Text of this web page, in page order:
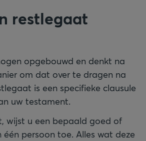
restlegaat
opgebouwd en denkt na
om dat over te dragen na
is een specifieke clausule
uw testament.
wijst u een bepaald goed of
persoon toe. Alles wat deze